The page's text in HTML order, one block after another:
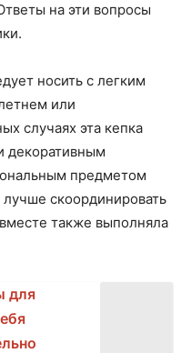
на эти вопросы
носить с легким
или
случаях эта кепка
декоративным
предметом
скоординировать
также выполняла
для